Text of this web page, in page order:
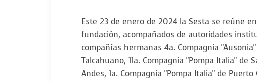
Este 23 de enero de 2024 la Sesta se reúne
fundación, acompañados de autoridades
compañías hermanas 4a. Compagnia
Talcahuano, 11a. Compagnia "Pompa Italia" de
Andes, 1a. Compagnia "Pompa Italia" de